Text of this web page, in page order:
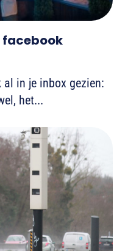
facebook
al in je inbox gezien:
het...